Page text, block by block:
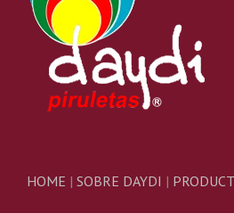
HOME | SOBRE DAYDI |